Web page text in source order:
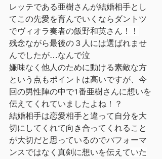
レッテである亜樹さんが結婚相手とし
てこの先愛を育んでいくならダントツ
でヴィオラ奏者の飯野和英さん！！
残念ながら最後の３人には選ばれませ
んでしたが…なんで泣
嫌味なく他人のために動ける素敵な方
という点もポイントは高いですが、今
回の男性陣の中で1番亜樹さんに想いを
伝えてくれていましたよね！？
結婚相手は恋愛相手と違って自分を大
切にしてくれて向き合ってくれること
が大切だと思っているのでパフォーマ
ンスではなく真剣に想いを伝えていた